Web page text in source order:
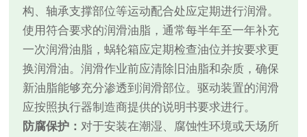
构、轴承支撑部位等运动配合处应定期进行润滑。
使用符合要求的润滑油脂，通常每半年至一年补充
一次润滑油脂，蜗轮箱应定期检查油位并按要求更
换润滑油。润滑作业前应清除旧油脂和杂质，确保
新油脂能够充分渗透到润滑部位。驱动装置的润滑
应按照执行器制造商提供的说明书要求进行。
防腐保护：对于安装在潮湿、腐蚀性环境或天场所